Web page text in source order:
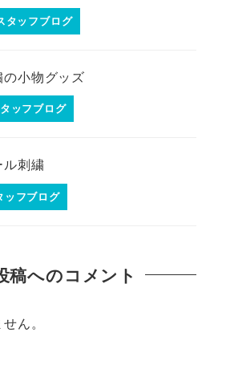
タッフブログ
小物グッズ
ッフブログ
ル刺繍
ッフブログ
稿へのコメント
ん。